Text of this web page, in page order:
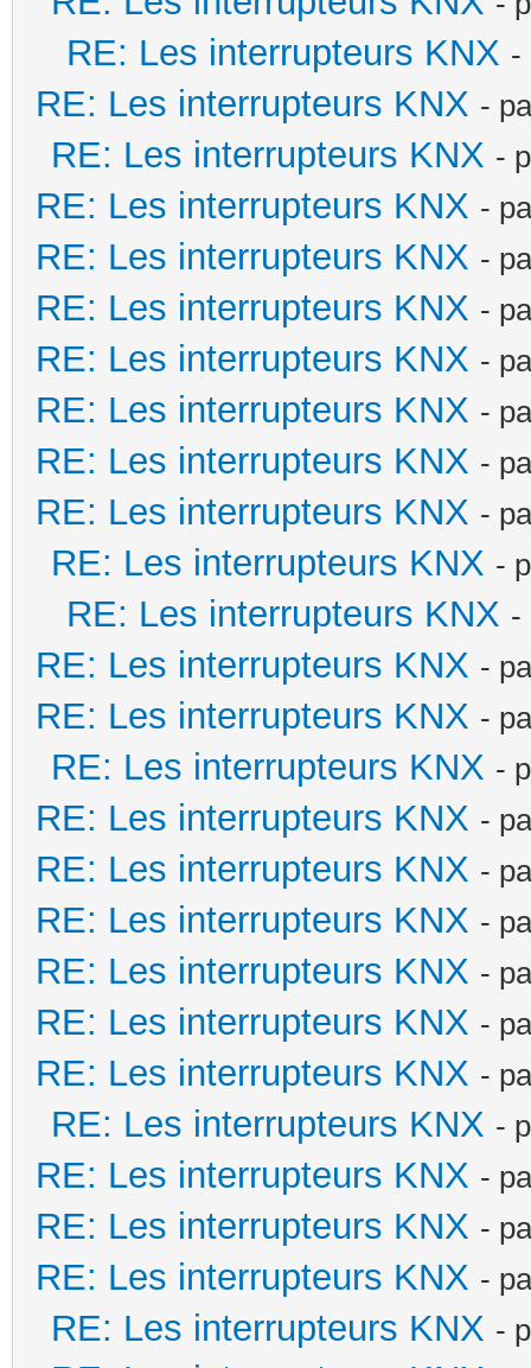
RE: Les interrupteurs KNX -
RE: Les interrupteurs KNX -
RE: Les interrupteurs KNX -
RE: Les interrupteurs KNX -
RE: Les interrupteurs KNX -
RE: Les interrupteurs KNX -
RE: Les interrupteurs KNX -
RE: Les interrupteurs KNX -
RE: Les interrupteurs KNX -
RE: Les interrupteurs KNX -
RE: Les interrupteurs KNX -
RE: Les interrupteurs KNX -
RE: Les interrupteurs KNX -
RE: Les interrupteurs KNX -
RE: Les interrupteurs KNX -
RE: Les interrupteurs KNX -
RE: Les interrupteurs KNX -
RE: Les interrupteurs KNX -
RE: Les interrupteurs KNX -
RE: Les interrupteurs KNX -
RE: Les interrupteurs KNX -
RE: Les interrupteurs KNX -
RE: Les interrupteurs KNX -
RE: Les interrupteurs KNX -
RE: Les interrupteurs KNX -
RE: Les interrupteurs KNX -